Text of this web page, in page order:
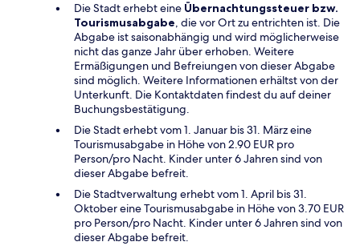
Die Stadt erhebt eine Übernachtungssteuer bzw.
Tourismusabgabe, die vor Ort zu entrichten ist. Die
Abgabe ist saisonabhängig und wird möglicherweise
nicht das ganze Jahr über erhoben. Weitere
Ermäßigungen und Befreiungen von dieser Abgabe
sind möglich. Weitere Informationen erhältst von der
Unterkunft. Die Kontaktdaten findest du auf deiner
Buchungsbestätigung.
Die Stadt erhebt vom 1. Januar bis 31. März eine
Tourismusabgabe in Höhe von 2.90 EUR pro
Person/pro Nacht. Kinder unter 6 Jahren sind von
dieser Abgabe befreit.
Die Stadtverwaltung erhebt vom 1. April bis 31.
Oktober eine Tourismusabgabe in Höhe von 3.70 EUR
pro Person/pro Nacht. Kinder unter 6 Jahren sind von
dieser Abgabe befreit.